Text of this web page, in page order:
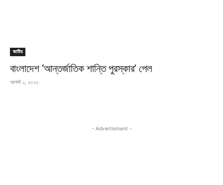
জাতীয়
বাংলাদেশ ‘আন্তর্জাতিক শান্তি পুরস্কার’ পেল
আগস্ট ১, ২০২২
- Advertisment -